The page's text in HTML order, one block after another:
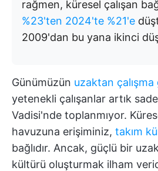
rağmen, küresel çalışan
%23'ten 2024'te %21'e
2009'dan bu yana ikinci
Günümüzün uzaktan
yetenekli çalışanlar artık
Vadisi'nde toplanmıyor.
havuzuna erişiminiz, takım
bağlıdır. Ancak, güçlü bir
kültürü oluşturmak ilham